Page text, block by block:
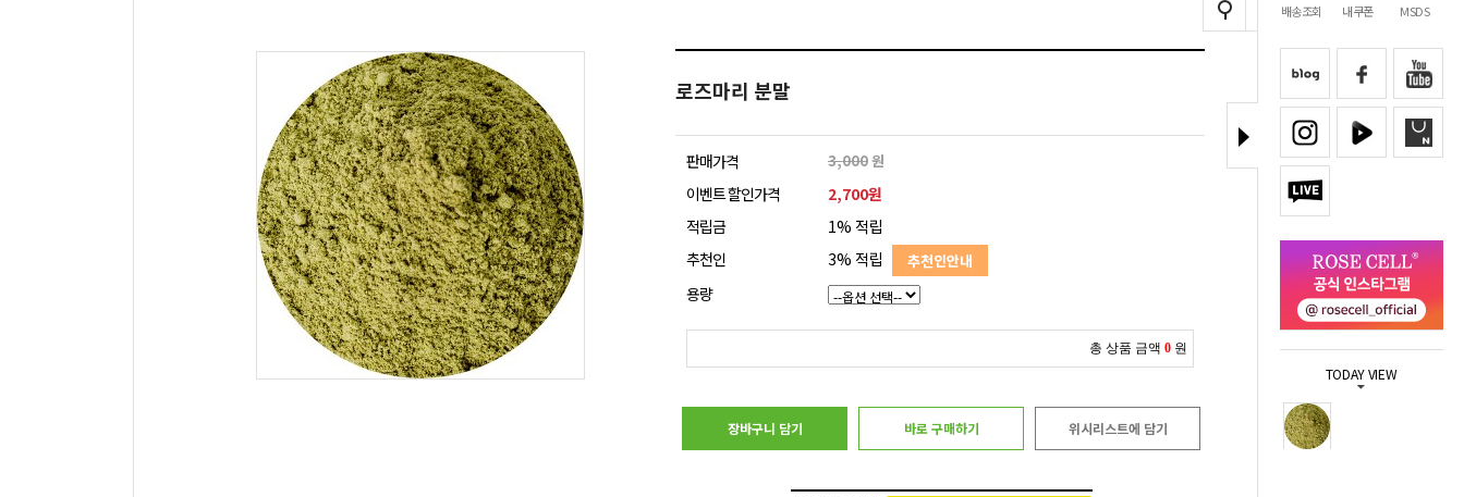
배송조회 내쿠폰 MSDS
TODAY VIEW
로즈마리 분말
판매가격 3,000원
이벤트 할인가격
2,700원
적립금
1% 적립
추천인
3% 적립 추천인안내
용량
총 상품 금액 0 원
장바구니 담기 바로 구매하기 위시리스트에 담기